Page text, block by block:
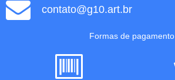
contato@g10.art.br
Formas de pagamento